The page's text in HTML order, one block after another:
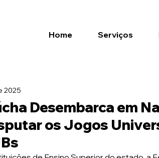
Home Serviços
Desembarca em
os Jogos
2025